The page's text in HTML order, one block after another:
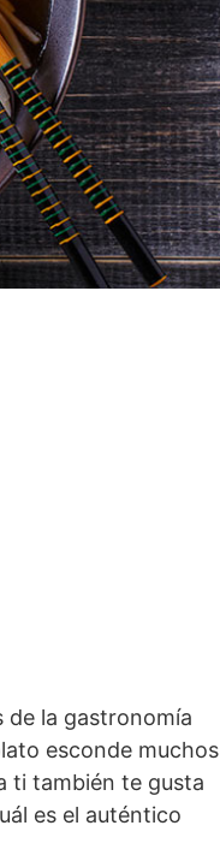
de la gastronomía
esconde muchos
ti también te gusta
es el auténtico